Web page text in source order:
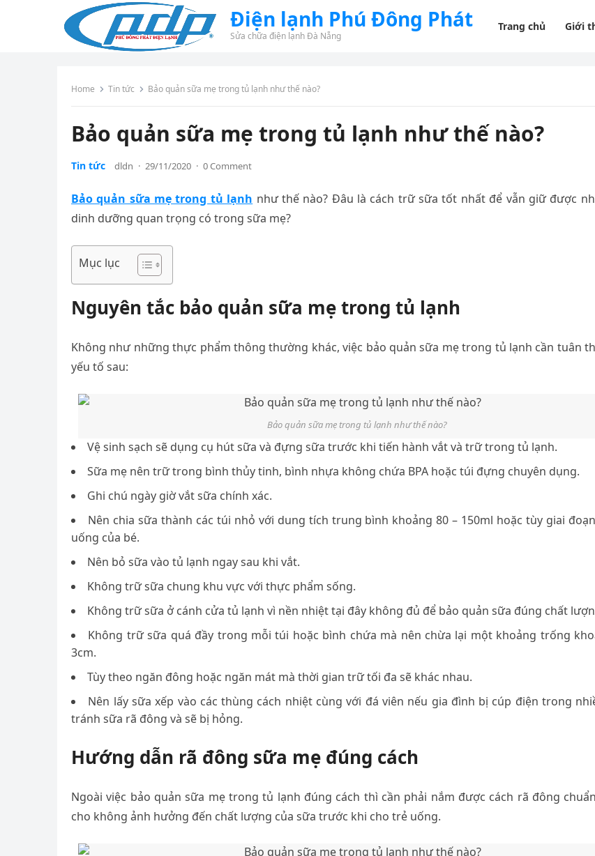
Điện lạnh Phú Đông Phát
Sửa chữa điện lạnh Đà Nẵng
Trang chủ Giới
Home Tin tức Bảo quản sữa mẹ trong tủ lạnh như thế nào?
Bảo quản sữa mẹ trong tủ lạnh như thế nào?
Tin tức dldn · 29/11/2020 · 0 Comment
Bảo quản sữa mẹ trong tủ lạnh như thế nào? Đâu là cách trữ sữa tốt nhất để vẫn giữ được
dinh dưỡng quan trọng có trong sữa mẹ?
Mục lục
Nguyên tắc bảo quản sữa mẹ trong tủ lạnh
Không như những thực phẩm thông thường khác, việc bảo quản sữa mẹ trong tủ lạnh cần tuân
yếu tố sau:
Bảo quản sữa mẹ trong tủ lạnh như thế nào?
Vệ sinh sạch sẽ dụng cụ hút sữa và đựng sữa trước khi tiến hành vắt và trữ trong tủ lạnh.
Sữa mẹ nên trữ trong bình thủy tinh, bình nhựa không chứa BPA hoặc túi đựng chuyên dụng.
Ghi chú ngày giờ vắt sữa chính xác.
Nên chia sữa thành các túi nhỏ với dung tích trung bình khoảng 80 – 150ml hoặc tùy giai
uống của bé.
Nên bỏ sữa vào tủ lạnh ngay sau khi vắt.
Không trữ sữa chung khu vực với thực phẩm sống.
Không trữ sữa ở cánh cửa tủ lạnh vì nền nhiệt tại đây không đủ để bảo quản sữa đúng chất
Không trữ sữa quá đầy trong mỗi túi hoặc bình chứa mà nên chừa lại một khoảng trống
3cm.
Tùy theo ngăn đông hoặc ngăn mát mà thời gian trữ tối đa sẽ khác nhau.
Nên lấy sữa xếp vào các thùng cách nhiệt cùng với đá viên nếu gia đình bị cúp điện trong
tránh sữa rã đông và sẽ bị hỏng.
Hướng dẫn rã đông sữa mẹ đúng cách
Ngoài việc bảo quản sữa mẹ trong tủ lạnh đúng cách thì cần phải nắm được cách rã đông
cho không ảnh hưởng đến chất lượng của sữa trước khi cho trẻ uống.